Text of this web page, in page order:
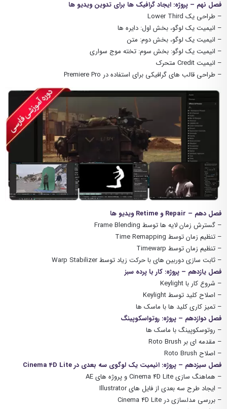
فصل نهم – پروژه: ایجاد گرافیک ها برای تدوین ویدیو ها
– طراحی یک Lower Third
– انیمیت یک لوگو، بخش اول: دایره ها
– انیمیت یک لوگو، بخش دوم: متن
– انیمیت یک لوگو: بخش سوم: تخته موج سواری
– انیمیت Credit متحرک
– طراحی قالب های گرافیکی برای استفاده در Premiere Pro
فصل دهم – Repair و Retime ویدیو ها
– گسترش زمان لایه ها توسط Frame Blending
– تنظیم زمان توسط Time Remapping
– تنظیم زمان توسط Timewarp
– ثابت سازی دوربین های با حرکت زیاد توسط Warp Stabilizer
فصل یازدهم – پروژه: کار با پرده سبز
– شروع کار با Keylight
– اصلاح کلید توسط Keylight
– تمیز کاری کلید ها با ماسک ها
فصل دوازدهم – پروژه: روتواسکوپینگ
– روتوسکوپینگ با ماسک ها
– مقدمه ای بر Roto Brush
– اصلاح Roto Brush
فصل سیزدهم – پروژه: انیمیت یک لوگوی سه بعدی در Cinema 4D Lite
– هماهنگ سازی Cinema 4D Lite و پروژه های AE
– ایجاد طرح سه بعدی از فایل های Illustrator
– بررسی مدلسازی در Cinema 4D Lite